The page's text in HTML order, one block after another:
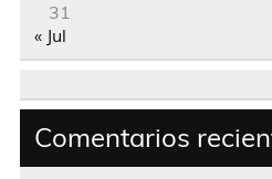
31
« Jul
Comentarios